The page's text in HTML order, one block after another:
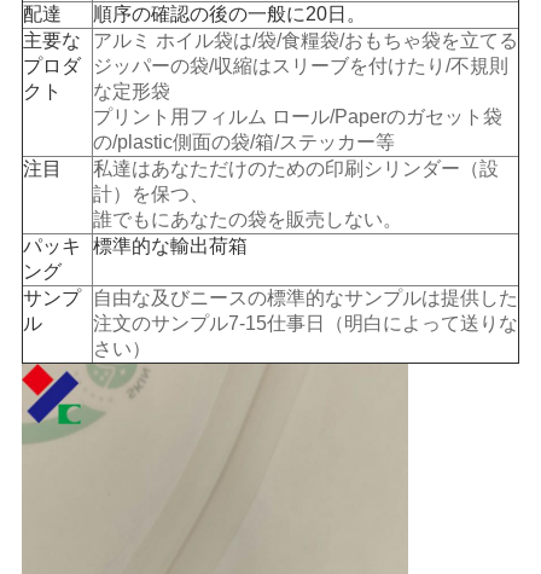
PRIVACY
POLICY
配達
順序の確認の後の一般に20日。
主要な
プロダ
クト
アルミ ホイル袋は/袋/食糧袋/おもちゃ袋を立てる
ジッパーの袋/収縮はスリーブを付けたり/不規則
な定形袋
プリント用フィルム ロール/Paperのガセット袋
の/plastic側面の袋/箱/ステッカー等
注目
私達はあなただけのための印刷シリンダー（設
計）を保つ、
誰でもにあなたの袋を販売しない。
パッキ
ング
標準的な輸出荷箱
サンプ
ル
自由な及びニースの標準的なサンプルは提供した
注文のサンプル7-15仕事日（明白によって送りな
さい）